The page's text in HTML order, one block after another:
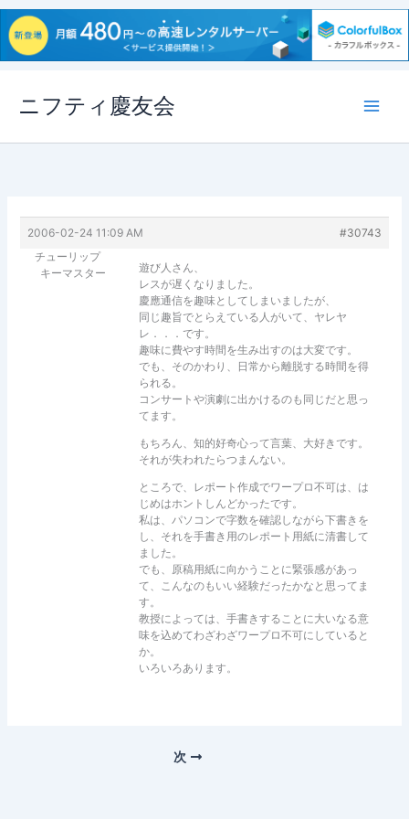
ス
ニフティ慶友会
2006-02-24 11:09 AM
#30743
チューリップ
キーマスター
遊び人さん、
レスが遅くなりました。
慶應通信を趣味としてしまいましたが、
同じ趣旨でとらえている人がいて、ヤレヤ
レ．．．です。
趣味に費やす時間を生み出すのは大変です。
でも、そのかわり、日常から離脱する時間を得
られる。
コンサートや演劇に出かけるのも同じだと思っ
てます。
もちろん、知的好奇心って言葉、大好きです。
それが失われたらつまんない。
ところで、レポート作成でワープロ不可は、は
じめはホントしんどかったです。
私は、パソコンで字数を確認しながら下書きを
し、それを手書き用のレポート用紙に清書して
ました。
でも、原稿用紙に向かうことに緊張感があっ
て、こんなのもいい経験だったかなと思ってま
す。
教授によっては、手書きすることに大いなる意
味を込めてわざわざワープロ不可にしていると
か。
いろいろあります。
次